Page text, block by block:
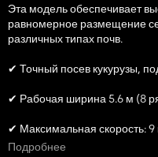
Эта модель обеспечивает
равномерное размещение
различных типах почв.
✔ Точный посев кукурузы,
✔ Рабочая ширина 5.6 м (8
✔ Максимальная скорость:
Подробнее